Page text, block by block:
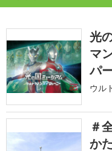
光
マ
パ
ウル
＃
か